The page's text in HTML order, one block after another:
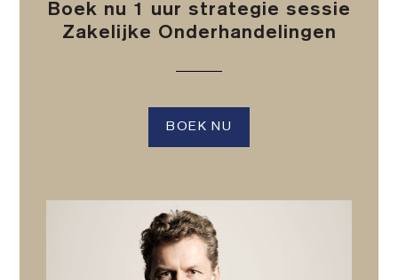
Boek nu 1 uur strategie sessie
Zakelijke Onderhandelingen
BOEK NU